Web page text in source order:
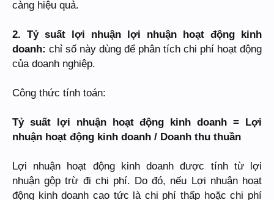
càng hiệu quả.
2. Tỷ suất lợi nhuận lợi nhuận hoạt động kinh
doanh: chỉ số này dùng để phân tích chi phí hoạt động
của doanh nghiệp.
Công thức tính toán:
Tỷ suất lợi nhuận hoạt động kinh doanh = Lợi
nhuận hoạt động kinh doanh / Doanh thu thuần
Lợi nhuận hoạt động kinh doanh được tính từ lợi
nhuận gộp trừ đi chi phí. Do đó, nếu Lợi nhuận hoạt
động kinh doanh cao tức là chi phí thấp hoặc chi phí